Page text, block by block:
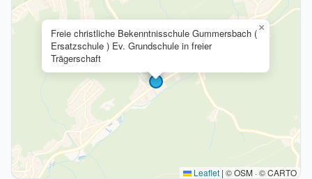
Freie christliche Bekenntnisschule Gummersbach (
Ersatzschule ) Ev. Grundschule in freier
Trägerschaft
×
Leaflet | © OSM · © CARTO